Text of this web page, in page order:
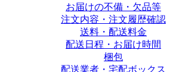
お届けの不備・欠品等
注文内容・注文履歴確認
送料・配送料金
配送日程・お届け時間
梱包
配送業者・宅配ボックス